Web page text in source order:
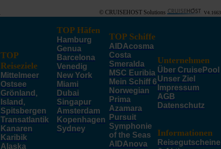
© CRUISEHOST Solutions V4.1663
TOP
Reiseziele
Mittelmeer
Ostsee
Grönland,
Island,
Spitsbergen
Transatlantik
Kanaren
Karibik
Alaska
TOP Häfen
Hamburg
Genua
Barcelona
Venedig
New York
Miami
Dubai
Singapur
Amsterdam
Kopenhagen
Sydney
TOP Schiffe
AIDAcosma
Costa
Smeralda
MSC Euribia
Mein Schiff 6
Norwegian
Prima
Azamara
Pursuit
Symphonie
of the Seas
AIDAnova
Unternehmen
Über CruisePool
Unser Ziel
Impressum
AGB
Datenschutz
Informationen
Reisegutscheine